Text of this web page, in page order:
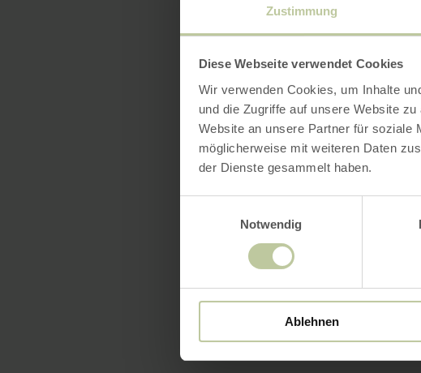
Zustimmung
Diese Webseite verwendet Cookies
Wir verwenden Cookies, um Inhalte
und die Zugriffe auf unsere Website
Website an unsere Partner für soziale
möglicherweise mit weiteren Daten
der Dienste gesammelt haben.
Notwendig
Ablehnen